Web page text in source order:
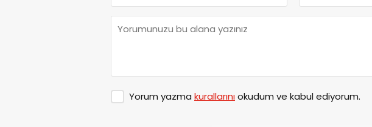
Yorum yazma kurallarınıokudum ve kabul ediyorum.